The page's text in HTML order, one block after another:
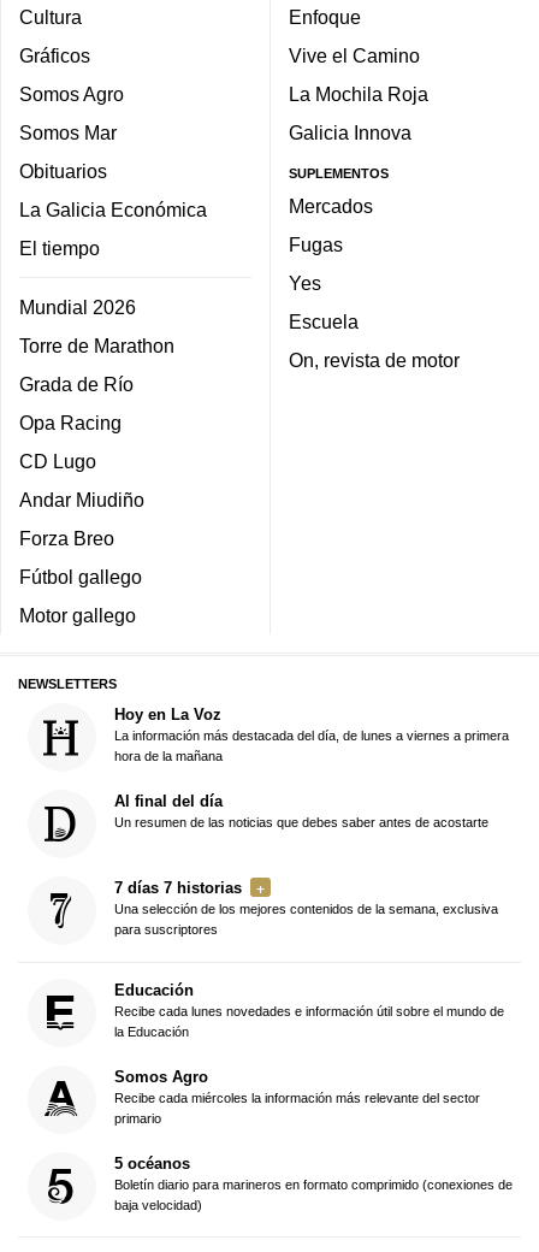
Cultura
Gráficos
Somos Agro
Somos Mar
Obituarios
La Galicia Económica
El tiempo
Mundial 2026
Torre de Marathon
Grada de Río
Opa Racing
CD Lugo
Andar Miudiño
Forza Breo
Fútbol gallego
Motor gallego
Enfoque
Vive el Camino
La Mochila Roja
Galicia Innova
SUPLEMENTOS
Mercados
Fugas
Yes
Escuela
On, revista de motor
NEWSLETTERS
Hoy en La Voz
La información más destacada del día, de lunes a viernes a primera
hora de la mañana
Al final del día
Un resumen de las noticias que debes saber antes de acostarte
7 días 7 historias
Una selección de los mejores contenidos de la semana, exclusiva
para suscriptores
Educación
Recibe cada lunes novedades e información útil sobre el mundo de
la Educación
Somos Agro
Recibe cada miércoles la información más relevante del sector
primario
5 océanos
Boletín diario para marineros en formato comprimido (conexiones de
baja velocidad)